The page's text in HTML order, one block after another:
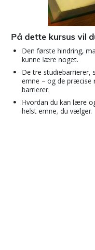
På dette kursus vil
Den første hindring,
kunne lære noget.
De tre studiebarrierer,
emne – og de præcise
barrierer.
Hvordan du kan lære
helst emne, du vælger.